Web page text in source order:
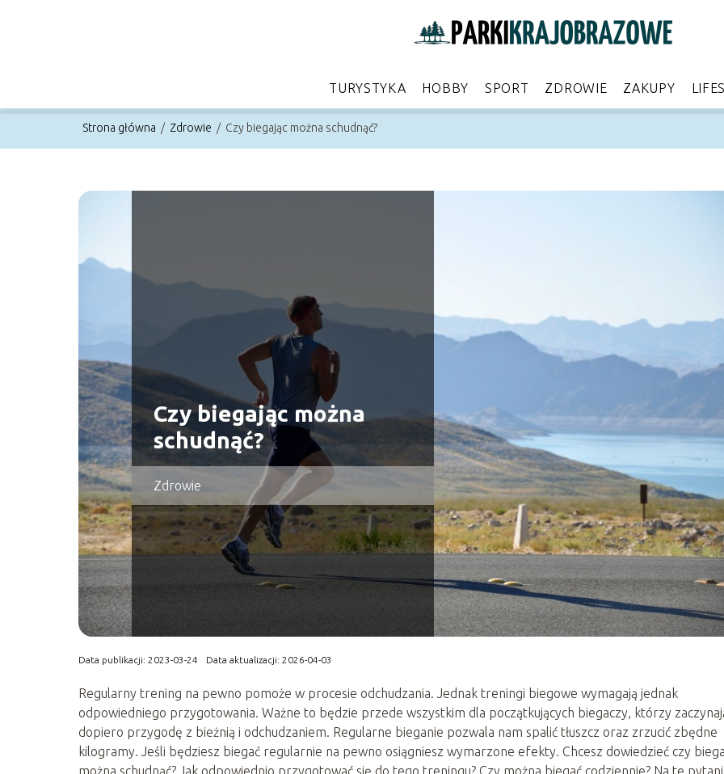
TURYSTYKA HOBBY SPORT ZDROWIE ZAKUPY
Strona główna / Zdrowie / Czy biegając można schudnąć?
Czy biegając można
schudnąć?
Zdrowie
Data publikacji: 2023-03-24 Data aktualizacji: 2026-04-03
Regularny trening na pewno pomoże w procesie odchudzania. Jednak treningi biegowe wymagają jednak
odpowiedniego przygotowania. Ważne to będzie przede wszystkim dla początkujących biegaczy, którzy
dopiero przygodę z bieżnią i odchudzaniem. Regularne bieganie pozwala nam spalić tłuszcz oraz zrzucić zbędne
kilogramy. Jeśli będziesz biegać regularnie na pewno osiągniesz wymarzone efekty. Chcesz dowiedzieć czy
można schudnąć? Jak odpowiednio przygotować się do tego treningu? Czy można biegać codziennie? Na te